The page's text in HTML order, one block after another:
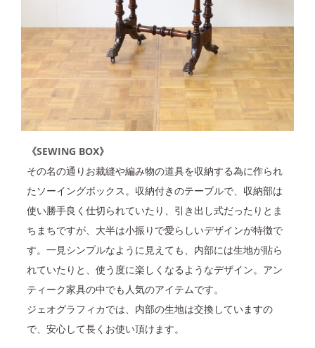
《SEWING BOX》
その名の通りお裁縫や編み物の道具を収納する為に作られ
たソーイングボックス。収納付きのテーブルで、収納部は
使い勝手良く仕切られていたり、引き出し式だったりとま
ちまちですが、大半は小振りで愛らしいデザインが特徴で
す。一見シンプルなように見えても、内部には生地が貼ら
れていたりと、使う度に楽しくなるようなデザイン。アン
ティーク家具の中でも人気のアイテムです。
ジェオグラフィカでは、内部の生地は交換していますの
で、安心して長くお使い頂けます。